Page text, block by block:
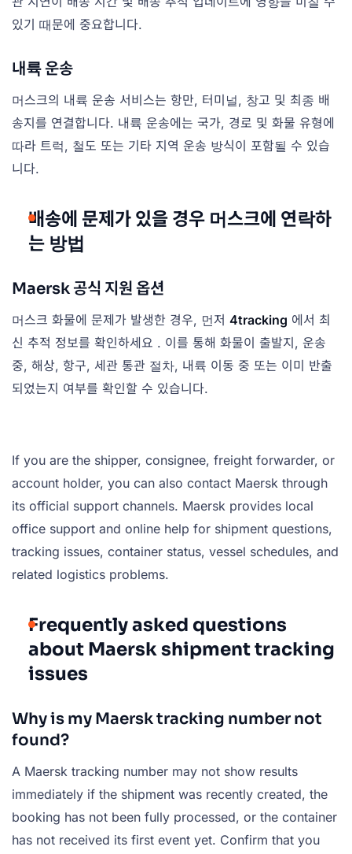
있기 때문에 중요합니다.
내륙 운송
머스크의 내륙 운송 서비스는 항만, 터미널, 창고 및 최종 배
송지를 연결합니다. 내륙 운송에는 국가, 경로 및 화물 유형에
따라 트럭, 철도 또는 기타 지역 운송 방식이 포함될 수 있습
니다.
배송에 문제가 있을 경우 머스크에 연락하
는 방법
Maersk 공식 지원 옵션
머스크 화물에 문제가 발생한 경우, 먼저 4tracking 에서 최
신 추적 정보를 확인하세요 . 이를 통해 화물이 출발지, 운송
중, 해상, 항구, 세관 통관 절차, 내륙 이동 중 또는 이미 반출
되었는지 여부를 확인할 수 있습니다.
If you are the shipper, consignee, freight forwarder, or
account holder, you can also contact Maersk through
its official support channels. Maersk provides local
office support and online help for shipment questions,
tracking issues, container status, vessel schedules, and
related logistics problems.
Frequently asked questions
about Maersk shipment tracking
issues
Why is my Maersk tracking number not
found?
A Maersk tracking number may not show results
immediately if the shipment was recently created, the
booking has not been fully processed, or the container
has not received its first event yet. Confirm that you